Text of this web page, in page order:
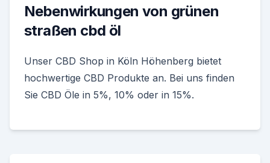
Nebenwirkungen von grünen
straßen cbd öl
Unser CBD Shop in Köln Höhenberg bietet
hochwertige CBD Produkte an. Bei uns finden
Sie CBD Öle in 5%, 10% oder in 15%.